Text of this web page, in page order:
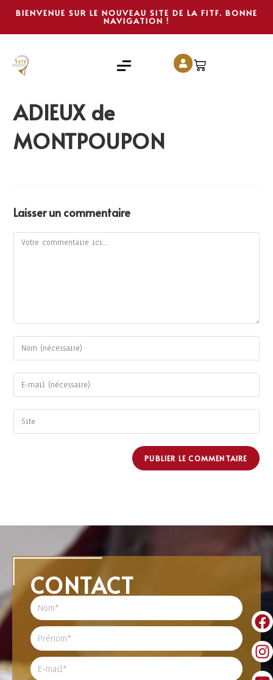
BIENVENUE SUR LE NOUVEAU SITE DE LA FITF. BONNE
NAVIGATION !
ADIEUX de
MONTPOUPON
Laisser un commentaire
CONTACT